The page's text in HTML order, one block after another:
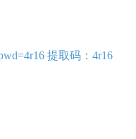
提取码：4r16